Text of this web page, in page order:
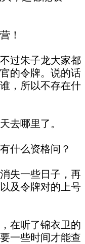
！
朱子龙大家都
的令牌。说的话
，所以不存在什
哪里了。
么资格问？
一些日子，再
及令牌对的上号
听了锦衣卫的
一些时间才能查